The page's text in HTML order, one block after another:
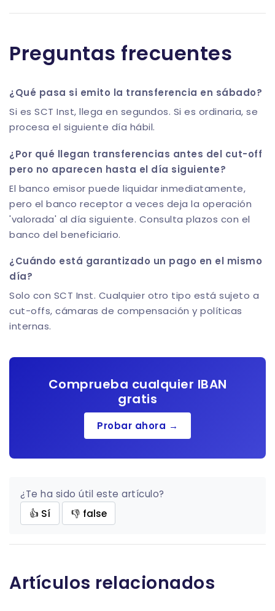
Preguntas frecuentes
¿Qué pasa si emito la transferencia en sábado?
Si es SCT Inst, llega en segundos. Si es ordinaria, se
procesa el siguiente día hábil.
¿Por qué llegan transferencias antes del cut-off
pero no aparecen hasta el día siguiente?
El banco emisor puede liquidar inmediatamente,
pero el banco receptor a veces deja la operación
'valorada' al día siguiente. Consulta plazos con el
banco del beneficiario.
¿Cuándo está garantizado un pago en el mismo
día?
Solo con SCT Inst. Cualquier otro tipo está sujeto a
cut-offs, cámaras de compensación y políticas
internas.
Comprueba cualquier IBAN
gratis
Probar ahora →
¿Te ha sido útil este artículo?
👍 Sí
👎 false
Artículos relacionados